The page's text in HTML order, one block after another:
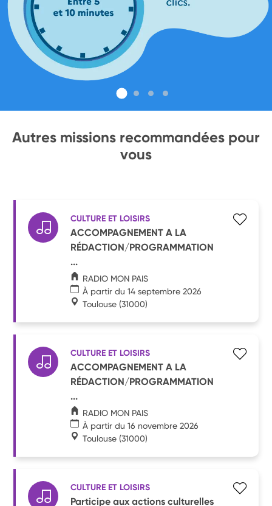
Autres missions recommandées pour
vous
CULTURE ET LOISIRS
ACCOMPAGNEMENT A LA
RÉDACTION/PROGRAMMATION
...
RADIO MON PAIS
À partir du 14 septembre 2026
Toulouse (31000)
CULTURE ET LOISIRS
ACCOMPAGNEMENT A LA
RÉDACTION/PROGRAMMATION
...
RADIO MON PAIS
À partir du 16 novembre 2026
Toulouse (31000)
CULTURE ET LOISIRS
Participe aux actions culturelles